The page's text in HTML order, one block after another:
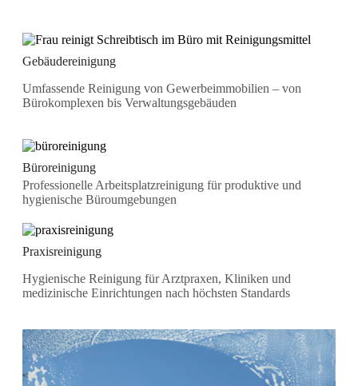
Gebäudereinigung
Umfassende Reinigung von Gewerbeimmobilien – von
Bürokomplexen bis Verwaltungsgebäuden
Büroreinigung
Professionelle Arbeitsplatzreinigung für produktive und
hygienische Büroumgebungen
Praxisreinigung
Hygienische Reinigung für Arztpraxen, Kliniken und
medizinische Einrichtungen nach höchsten Standards